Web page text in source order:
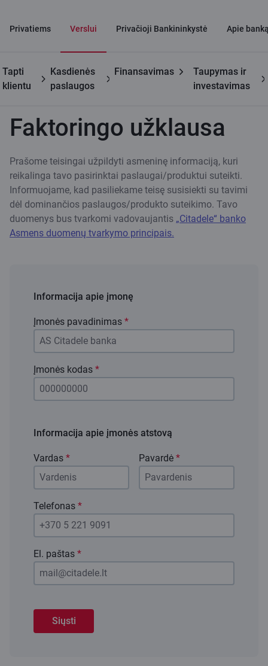
Privatiems Verslui Privačioji Bankininkystė Apie
Tapti
klientu
Kasdienės
paslaugos
Finansavimas
Taupymas ir
investavimas
Verslui Verslo finansavimas Faktoringo užklausa
Faktoringo užklausa
Prašome teisingai užpildyti asmeninę informaciją, kuri
reikalinga tavo pasirinktai paslaugai/produktui suteikti.
Informuojame, kad pasiliekame teisę susisiekti su tavimi
dėl dominančios paslaugos/produkto suteikimo. Tavo
duomenys bus tvarkomi vadovaujantis „Citadele“ banko
Asmens duomenų tvarkymo principais.
Informacija apie įmonę
Įmonės pavadinimas *
Įmonės kodas *
Informacija apie įmonės atstovą
Vardas * Pavardė *
Telefonas *
El. paštas *
Siųsti